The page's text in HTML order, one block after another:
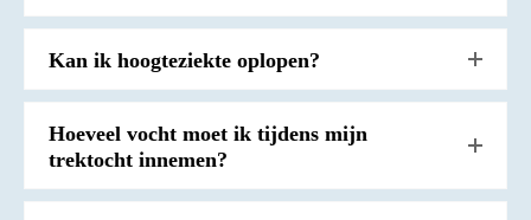
Kan ik hoogteziekte oplopen?
Hoeveel vocht moet ik tijdens mijn
trektocht innemen?